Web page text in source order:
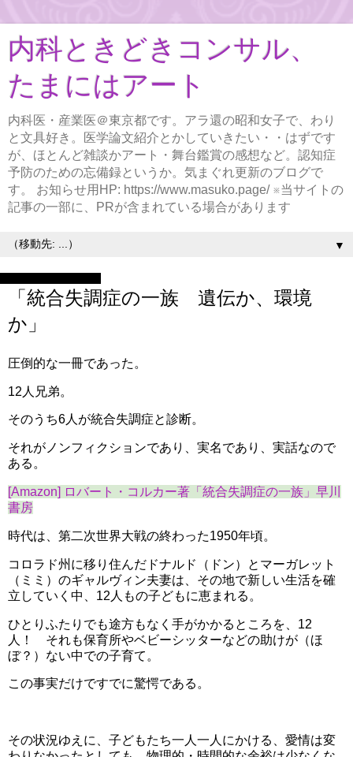
内科ときどきコンサル、
たまにはアート
内科医・産業医＠東京都です。アラ還の昭和女子で、わり
と文具好き。医学論文紹介とかしていきたい・・はずです
が、ほとんど雑談かアート・舞台鑑賞の感想など。認知症
予防のための忘備録というか。気まぐれ更新のブログで
す。 お知らせ用HP: https://www.masuko.page/ ※当サイトの
記事の一部に、PRが含まれている場合があります
▼
「統合失調症の一族 遺伝か、環境
か」
圧倒的な一冊であった。
12人兄弟。
そのうち6人が統合失調症と診断。
それがノンフィクションであり、実名であり、実話なので
ある。
[Amazon] ロバート・コルカー著「統合失調症の一族」早川
書房
時代は、第二次世界大戦の終わった1950年頃。
コロラド州に移り住んだドナルド（ドン）とマーガレット
（ミミ）のギャルヴィン夫妻は、その地で新しい生活を確
立していく中、12人もの子どもに恵まれる。
ひとりふたりでも途方もなく手がかかるところを、12
人！ それも保育所やベビーシッターなどの助けが（ほ
ぼ？）ない中での子育て。
この事実だけですでに驚愕である。
その状況ゆえに、子どもたち一人一人にかける、愛情は変